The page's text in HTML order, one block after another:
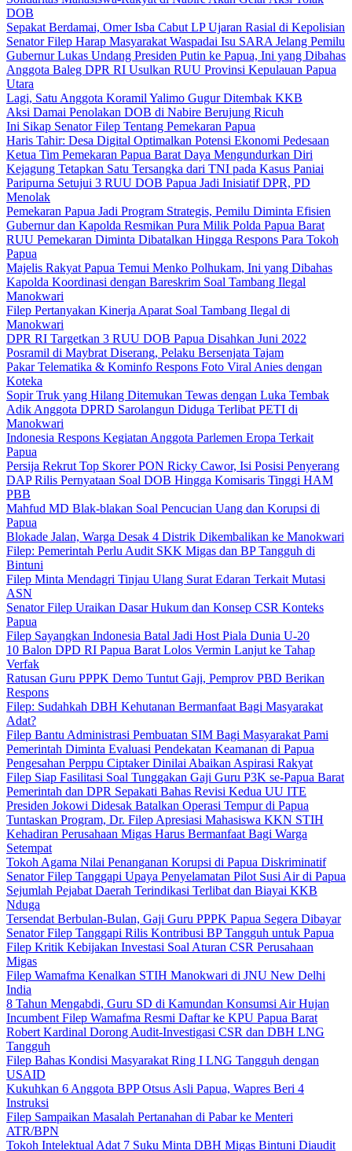
DOB
Sepakat Berdamai, Omer Isba Cabut LP Ujaran Rasial di Kepolisian
Senator Filep Harap Masyarakat Waspadai Isu SARA Jelang Pemilu
Gubernur Lukas Undang Presiden Putin ke Papua, Ini yang Dibahas
Anggota Baleg DPR RI Usulkan RUU Provinsi Kepulauan Papua
Utara
Lagi, Satu Anggota Koramil Yalimo Gugur Ditembak KKB
Aksi Damai Penolakan DOB di Nabire Berujung Ricuh
Ini Sikap Senator Filep Tentang Pemekaran Papua
Haris Tahir: Desa Digital Optimalkan Potensi Ekonomi Pedesaan
Ketua Tim Pemekaran Papua Barat Daya Mengundurkan Diri
Kejagung Tetapkan Satu Tersangka dari TNI pada Kasus Paniai
Paripurna Setujui 3 RUU DOB Papua Jadi Inisiatif DPR, PD
Menolak
Pemekaran Papua Jadi Program Strategis, Pemilu Diminta Efisien
Gubernur dan Kapolda Resmikan Pura Milik Polda Papua Barat
RUU Pemekaran Diminta Dibatalkan Hingga Respons Para Tokoh
Papua
Majelis Rakyat Papua Temui Menko Polhukam, Ini yang Dibahas
Kapolda Koordinasi dengan Bareskrim Soal Tambang Ilegal
Manokwari
Filep Pertanyakan Kinerja Aparat Soal Tambang Ilegal di
Manokwari
DPR RI Targetkan 3 RUU DOB Papua Disahkan Juni 2022
Posramil di Maybrat Diserang, Pelaku Bersenjata Tajam
Pakar Telematika & Kominfo Respons Foto Viral Anies dengan
Koteka
Sopir Truk yang Hilang Ditemukan Tewas dengan Luka Tembak
Adik Anggota DPRD Sarolangun Diduga Terlibat PETI di
Manokwari
Indonesia Respons Kegiatan Anggota Parlemen Eropa Terkait
Papua
Persija Rekrut Top Skorer PON Ricky Cawor, Isi Posisi Penyerang
DAP Rilis Pernyataan Soal DOB Hingga Komisaris Tinggi HAM
PBB
Mahfud MD Blak-blakan Soal Pencucian Uang dan Korupsi di
Papua
Blokade Jalan, Warga Desak 4 Distrik Dikembalikan ke Manokwari
Filep: Pemerintah Perlu Audit SKK Migas dan BP Tangguh di
Bintuni
Filep Minta Mendagri Tinjau Ulang Surat Edaran Terkait Mutasi
ASN
Senator Filep Uraikan Dasar Hukum dan Konsep CSR Konteks
Papua
Filep Sayangkan Indonesia Batal Jadi Host Piala Dunia U-20
10 Balon DPD RI Papua Barat Lolos Vermin Lanjut ke Tahap
Verfak
Ratusan Guru PPPK Demo Tuntut Gaji, Pemprov PBD Berikan
Respons
Filep: Sudahkah DBH Kehutanan Bermanfaat Bagi Masyarakat
Adat?
Filep Bantu Administrasi Pembuatan SIM Bagi Masyarakat Pami
Pemerintah Diminta Evaluasi Pendekatan Keamanan di Papua
Pengesahan Perppu Ciptaker Dinilai Abaikan Aspirasi Rakyat
Filep Siap Fasilitasi Soal Tunggakan Gaji Guru P3K se-Papua Barat
Pemerintah dan DPR Sepakati Bahas Revisi Kedua UU ITE
Presiden Jokowi Didesak Batalkan Operasi Tempur di Papua
Tuntaskan Program, Dr. Filep Apresiasi Mahasiswa KKN STIH
Kehadiran Perusahaan Migas Harus Bermanfaat Bagi Warga
Setempat
Tokoh Agama Nilai Penanganan Korupsi di Papua Diskriminatif
Senator Filep Tanggapi Upaya Penyelamatan Pilot Susi Air di Papua
Sejumlah Pejabat Daerah Terindikasi Terlibat dan Biayai KKB
Nduga
Tersendat Berbulan-Bulan, Gaji Guru PPPK Papua Segera Dibayar
Senator Filep Tanggapi Rilis Kontribusi BP Tangguh untuk Papua
Filep Kritik Kebijakan Investasi Soal Aturan CSR Perusahaan
Migas
Filep Wamafma Kenalkan STIH Manokwari di JNU New Delhi
India
8 Tahun Mengabdi, Guru SD di Kamundan Konsumsi Air Hujan
Incumbent Filep Wamafma Resmi Daftar ke KPU Papua Barat
Robert Kardinal Dorong Audit-Investigasi CSR dan DBH LNG
Tangguh
Filep Bahas Kondisi Masyarakat Ring I LNG Tangguh dengan
USAID
Kukuhkan 6 Anggota BPP Otsus Asli Papua, Wapres Beri 4
Instruksi
Filep Sampaikan Masalah Pertanahan di Pabar ke Menteri
ATR/BPN
Tokoh Intelektual Adat 7 Suku Minta DBH Migas Bintuni Diaudit